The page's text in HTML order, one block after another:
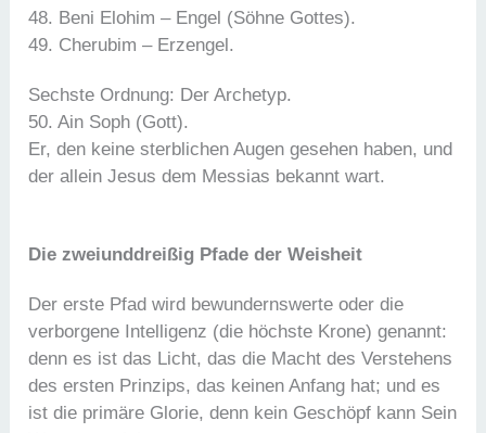
48. Beni Elohim – Engel (Söhne Gottes).
49. Cherubim – Erzengel.
Sechste Ordnung: Der Archetyp.
50. Ain Soph (Gott).
Er, den keine sterblichen Augen gesehen haben, und
der allein Jesus dem Messias bekannt wart.
Die zweiunddreißig Pfade der Weisheit
Der erste Pfad wird bewundernswerte oder die
verborgene Intelligenz (die höchste Krone) genannt:
denn es ist das Licht, das die Macht des Verstehens
des ersten Prinzips, das keinen Anfang hat; und es
ist die primäre Glorie, denn kein Geschöpf kann Sein